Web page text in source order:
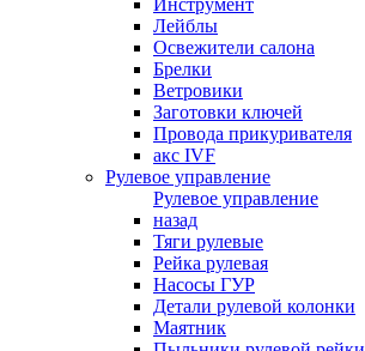
Инструмент
Лейблы
Освежители салона
Брелки
Ветровики
Заготовки ключей
Провода прикуривателя
акс IVF
Рулевое управление
Рулевое управление
назад
Тяги рулевые
Рейка рулевая
Насосы ГУР
Детали рулевой колонки
Маятник